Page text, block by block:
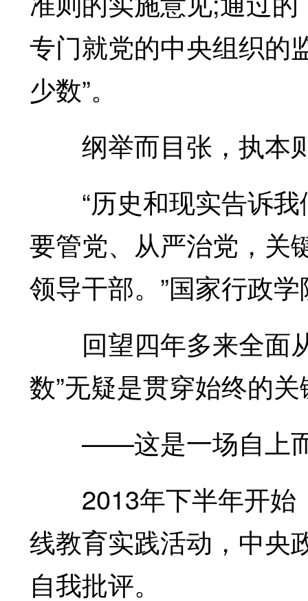
专门就党的中央组织的
少数”。
纲举而目张，执本
“历史和现实告诉我
要管党、从严治党，关
领导干部。”国家行政
回望四年多来全面从
数”无疑是贯穿始终的
——这是一场自上而
2013年下半年开始
线教育实践活动，中央
自我批评。